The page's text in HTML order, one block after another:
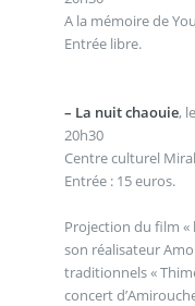
A la mémoire de
Entrée libre.
– La nuit chaouie,
20h30
Centre culturel
Entrée : 15 euros.
Projection du film «
son réalisateur
traditionnels «
concert